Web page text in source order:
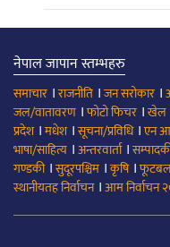
नेपाल जापान स्तम्भहरु
समाचार ।राजनीति ।जन सरोकार ।
जल/वातावरण ।फोटो फिचर ।खेल
प्रदेश।मधेश।सूचना/प्रविधि।एन
भाषा/साहित्य ।अन्तरवार्ता।
गण्डकी।सुदूरपश्चिम ।कृषि।
स्थानीयतह निर्वाचन।आम निर्वाचन